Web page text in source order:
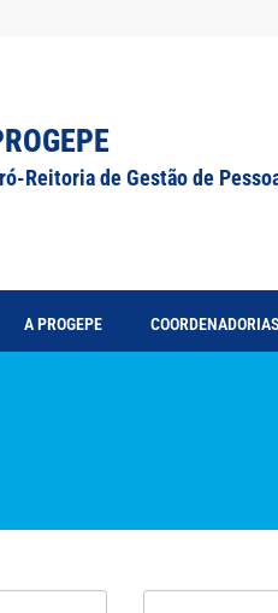
Reitoria de Gestão de
A PROGEPE COORDENADORIAS